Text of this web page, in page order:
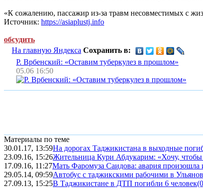
«К сожалению, пассажир из-за травм несовместимых с
Источник: https://asiaplustj.info
обсудить
На главную Яндекса Сохранить в:
Р. Врбенский: «Оставим туберкулез в прошлом»
05.06 16:50
Материалы по теме
30.01.17, 13:59На дорогах Таджикистана в выходные
23.09.16, 15:26Жительница Кури Абдукарим: «Хочу,
17.09.16, 11:27Мать Фаромуза Саидова: авария произошла
29.05.14, 09:59Автобус с таджикскими рабочими в
27.09.13, 15:25В Таджикистане в ДТП погибли 6 человек